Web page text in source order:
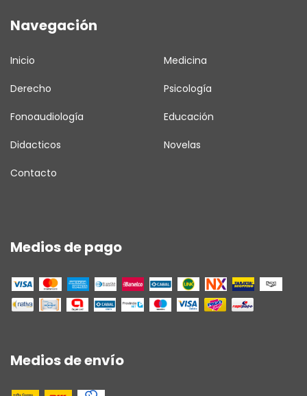
Navegación
Inicio Medicina
Derecho Psicología
Fonoaudiología Educación
Didacticos Novelas
Contacto
Medios de pago
Medios de envío